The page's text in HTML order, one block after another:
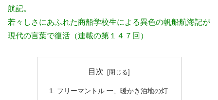
航記。
若々しさにあふれた商船学校生による異色の帆船航海記が
現代の言葉で復活（連載の第１４７回）
目次
フリーマントル 一、暖かき泊地の灯